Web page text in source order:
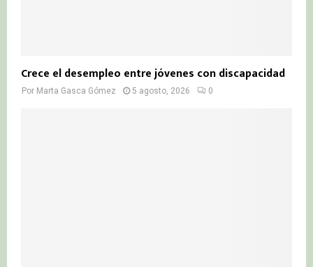
Crece el desempleo entre jóvenes con discapacidad
Por Marta Gasca Gómez 5 agosto, 2026 0